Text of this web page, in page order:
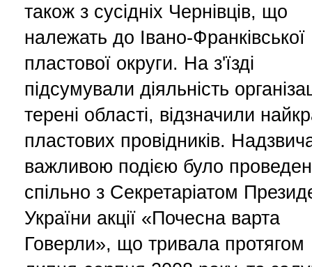
також з сусідніх Чернівців, що
належать до Івано-Франківської
пластової округи. На з'їзді
підсумували діяльність
терені області, відзначили
пластових провідників.
важливою подією було
спільно з Секретаріатом
України акції «Почесна варта
Говерли», що тривала протягом